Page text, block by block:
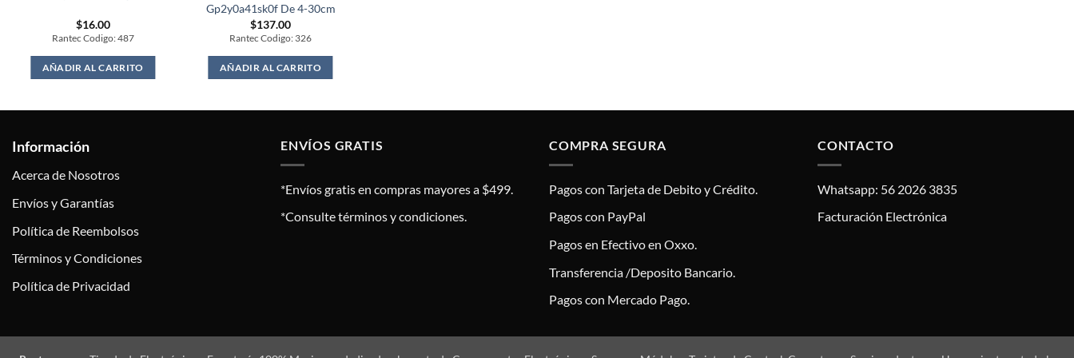
$16.00
Rantec Codigo: 487
AÑADIR AL CARRITO
Gp2y0a41sk0f De 4-30cm
$137.00
Rantec Codigo: 326
AÑADIR AL CARRITO
Información
Acerca de Nosotros
Envíos y Garantías
Política de Reembolsos
Términos y Condiciones
Política de Privacidad
ENVÍOS GRATIS
*Envíos gratis en compras mayores a $499.
*Consulte términos y condiciones.
COMPRA SEGURA
Pagos con Tarjeta de Debito y Crédito.
Pagos con PayPal
Pagos en Efectivo en Oxxo.
Transferencia /Deposito Bancario.
Pagos con Mercado Pago.
CONTACTO
Whatsapp: 56 2026 3835
Facturación Electrónica